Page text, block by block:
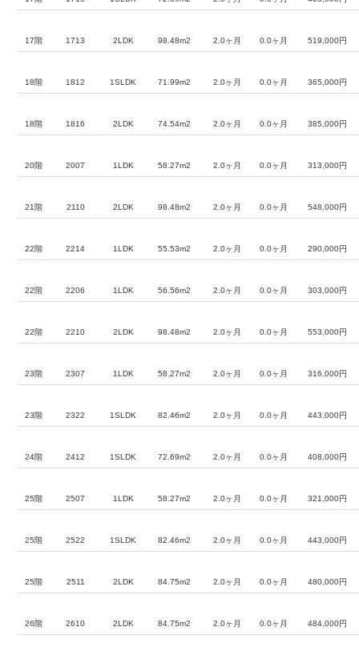
17階 1713 2LDK 98.48m2 2.0ヶ月 0.0ヶ月 519,000円
18階 1812 1SLDK 71.99m2 2.0ヶ月 0.0ヶ月 365,000円
18階 1816 2LDK 74.54m2 2.0ヶ月 0.0ヶ月 385,000円
20階 2007 1LDK 58.27m2 2.0ヶ月 0.0ヶ月 313,000円
21階 2110 2LDK 98.48m2 2.0ヶ月 0.0ヶ月 548,000円
22階 2214 1LDK 55.53m2 2.0ヶ月 0.0ヶ月 290,000円
22階 2206 1LDK 56.56m2 2.0ヶ月 0.0ヶ月 303,000円
22階 2210 2LDK 98.48m2 2.0ヶ月 0.0ヶ月 553,000円
23階 2307 1LDK 58.27m2 2.0ヶ月 0.0ヶ月 316,000円
23階 2322 1SLDK 82.46m2 2.0ヶ月 0.0ヶ月 443,000円
24階 2412 1SLDK 72.69m2 2.0ヶ月 0.0ヶ月 408,000円
25階 2507 1LDK 58.27m2 2.0ヶ月 0.0ヶ月 321,000円
25階 2522 1SLDK 82.46m2 2.0ヶ月 0.0ヶ月 443,000円
25階 2511 2LDK 84.75m2 2.0ヶ月 0.0ヶ月 480,000円
26階 2610 2LDK 84.75m2 2.0ヶ月 0.0ヶ月 484,000円